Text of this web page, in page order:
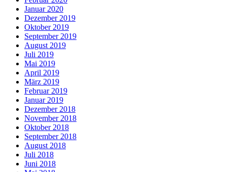
Januar 2020
Dezember 2019
Oktober 2019
September 2019
August 2019
Juli 2019
Mai 2019
April 2019
März 2019
Februar 2019
Januar 2019
Dezember 2018
November 2018
Oktober 2018
September 2018
August 2018
Juli 2018
Juni 2018